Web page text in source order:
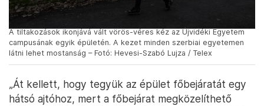
A tiltakozások ikonjává vált vörös-véres kéz az Újvidéki Egyetem
campusának egyik épületén. A kezet minden szerbiai egyetemen
látni lehet mostanság – Fotó: Hevesi-Szabó Lujza / Telex
„Át kellett, hogy tegyük az épület főbejáratát egy
hátsó ajtóhoz, mert a főbejárat megközelíthető